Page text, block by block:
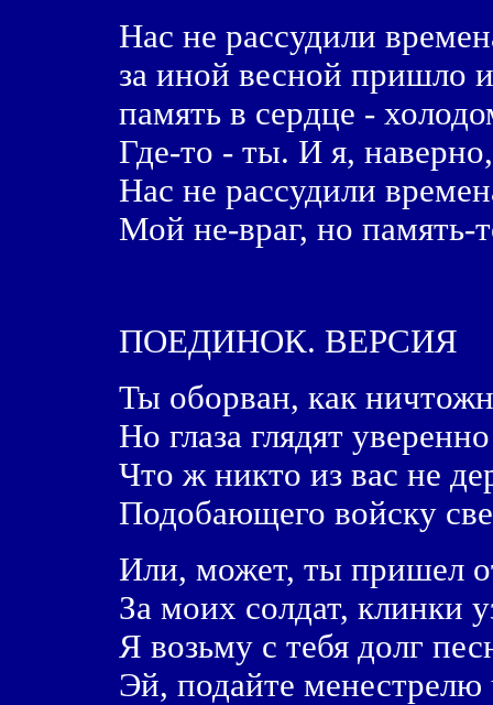
Нас не рассудили
за иной весной пришло
память в сердце -
Где-то - ты. И я,
Нас не рассудили
Мой не-враг, но память-
ПОЕДИНОК. ВЕРСИЯ
Ты оборван, как
Но глаза глядят
Что ж никто из вас не
Подобающего войску
Или, может, ты пришел
За моих солдат, клинки
Я возьму с тебя долг
Эй, подайте